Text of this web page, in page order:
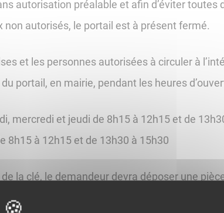
autorisation préalable et afin d’éviter toutes
non autorisés, le portail est à présent fermé.
et les personnes autorisées à circuler à
portail, en mairie, pendant les heures
mercredi et jeudi de 8h15 à 12h15 et de
8h15 à 12h15 et de 13h30 à 15h30
la clé, le demandeur devra déposer une
de la clé.